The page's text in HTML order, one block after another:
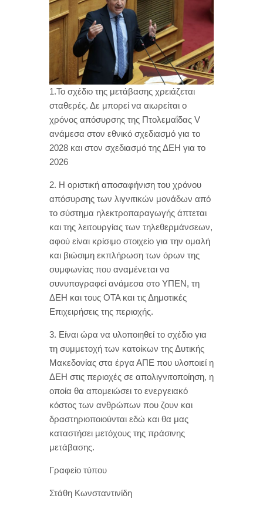
1.Το σχέδιο της μετάβασης χρειάζεται
σταθερές. Δε μπορεί να αιωρείται ο
χρόνος απόσυρσης της Πτολεμαΐδας V
ανάμεσα στον εθνικό σχεδιασμό για το
2028 και στον σχεδιασμό της ΔΕΗ για το
2026
2. Η οριστική αποσαφήνιση του χρόνου
απόσυρσης των λιγνιτικών μονάδων από
το σύστημα ηλεκτροπαραγωγής άπτεται
και της λειτουργίας των τηλεθερμάνσεων,
αφού είναι κρίσιμο στοιχείο για την ομαλή
και βιώσιμη εκπλήρωση των όρων της
συμφωνίας που αναμένεται να
συνυπογραφεί ανάμεσα στο ΥΠΕΝ, τη
ΔΕΗ και τους ΟΤΑ και τις Δημοτικές
Επιχειρήσεις της περιοχής.
3. Είναι ώρα να υλοποιηθεί το σχέδιο για
τη συμμετοχή των κατοίκων της Δυτικής
Μακεδονίας στα έργα ΑΠΕ που υλοποιεί η
ΔΕΗ στις περιοχές σε απολιγνιτοποίηση, η
οποία θα απομειώσει το ενεργειακό
κόστος των ανθρώπων που ζουν και
δραστηριοποιούνται εδώ και θα μας
καταστήσει μετόχους της πράσινης
μετάβασης.
Γραφείο τύπου
Στάθη Κωνσταντινίδη